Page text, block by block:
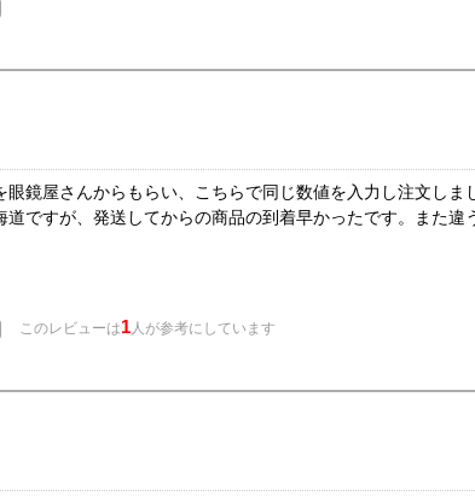
鏡屋さんからもらい、こちらで同じ数値を入力し注文しま
ですが、発送してからの商品の到着早かったです。また違
このレビューは1人が参考にしています